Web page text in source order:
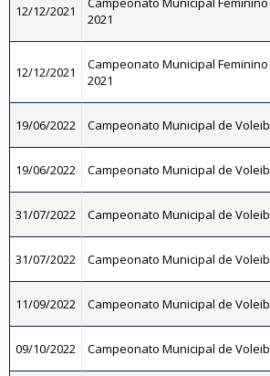
12/12/2021
2021
12/12/2021
Campeonato Municipal
2021
19/06/2022 Campeonato Municipal de
19/06/2022 Campeonato Municipal de
31/07/2022 Campeonato Municipal de
31/07/2022 Campeonato Municipal de
11/09/2022 Campeonato Municipal de
09/10/2022 Campeonato Municipal de